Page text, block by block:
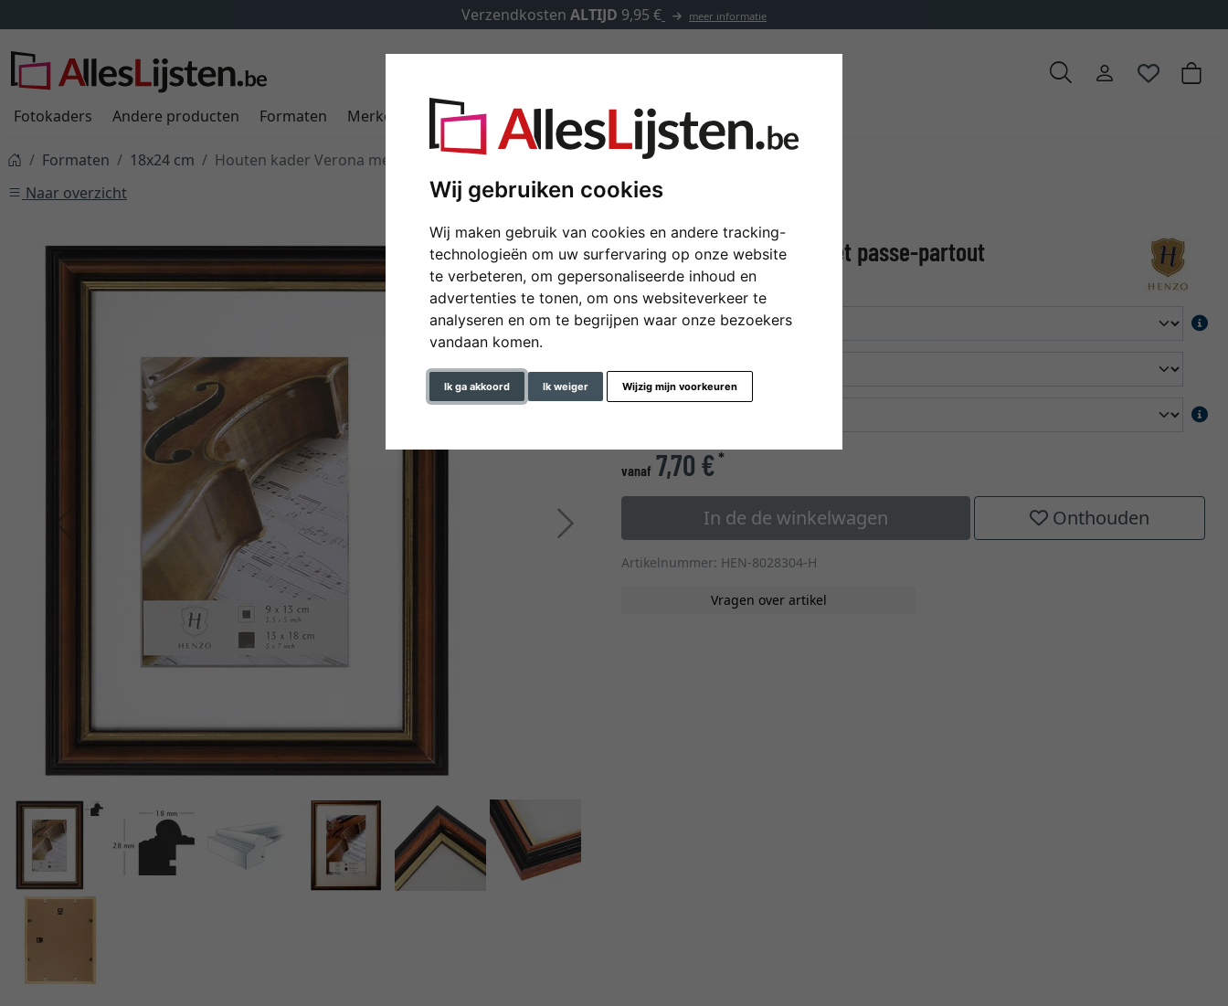
Wij gebruiken cookies
Wij maken gebruik van cookies en andere tracking-
technologieën om uw surfervaring op onze website
te verbeteren, om gepersonaliseerde inhoud en
advertenties te tonen, om ons websiteverkeer te
analyseren en om te begrijpen waar onze bezoekers
vandaan komen.
Ik ga akkoord Ik weiger Wijzig mijn voorkeuren
Verzendkosten ALTIJD 9,95 € meer informatie
Fotokaders Andere producten Formaten Merken Kaders op maat Passe-partouts Toebehoren
Formaten 18x24 cm
Houten kader Verona met passe-partout
Naar overzicht
Verder
Houten kader Verona met passe-partout
formaat
kleur
vanaf 7,70 €*
In de de winkelwagen Onthouden
Artikelnummer: HEN-8028304-H
Vragen over artikel